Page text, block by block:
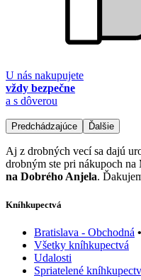
U nás nakupujete
vždy bezpečne
a s dôverou
Predchádzajúce Ďalšie
Aj z drobných vecí sa dajú
drobným ste pri nákupoch na
na Dobrého Anjela.
Kníhkupectvá
Bratislava - Obchodná
Všetky kníhkupectvá
Udalosti
Spriatelené